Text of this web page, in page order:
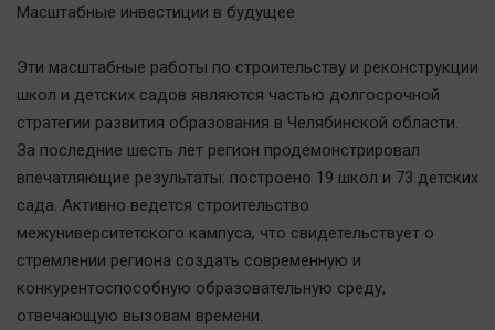
Масштабные инвестиции в будущее
Эти масштабные работы по строительству и реконструкции
школ и детских садов являются частью долгосрочной
стратегии развития образования в Челябинской области.
За последние шесть лет регион продемонстрировал
впечатляющие результаты: построено 19 школ и 73 детских
сада. Активно ведется строительство
межуниверситетского кампуса, что свидетельствует о
стремлении региона создать современную и
конкурентоспособную образовательную среду,
отвечающую вызовам времени.